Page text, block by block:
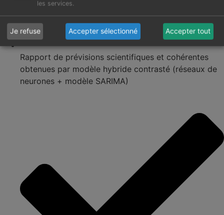
Rapport de prévisions scientifiques et cohérentes
obtenues par modèle hybride contrasté (réseaux de
neurones + modèle SARIMA)
les services.
Je refuse Accepter sélectionné Accepter tout